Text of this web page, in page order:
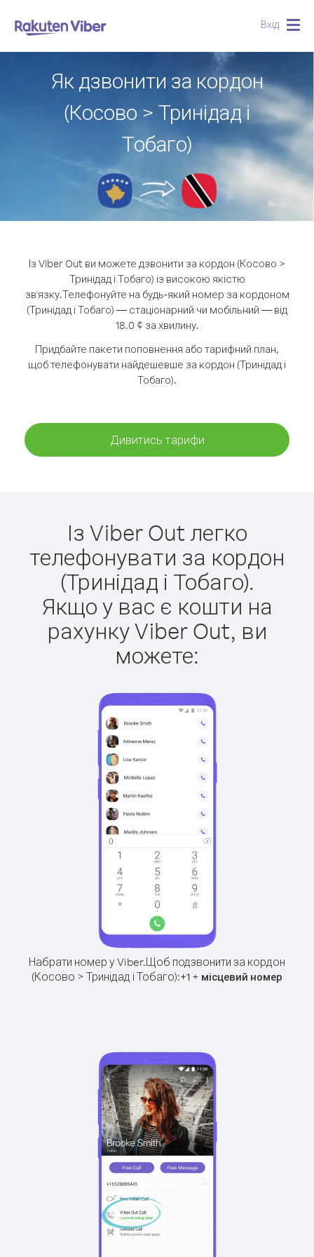
Вхід
Як дзвонити за кордон
(Косово > Тринідад і
Тобаго)
Із Viber Out ви можете дзвонити за кордон (Косово >
Тринідад і Тобаго) із високою якістю
зв'язку.Телефонуйте на будь-який номер за кордоном
(Тринідад і Тобаго) — стаціонарний чи мобільний — від
18.0 ¢ за хвилину.
Придбайте пакети поповнення або тарифний план,
щоб телефонувати найдешевше за кордон (Тринідад і
Тобаго).
Дивитись тарифи
Із Viber Out легко
телефонувати за кордон
(Тринідад і Тобаго).
Якщо у вас є кошти на
рахунку Viber Out, ви
можете:
Набрати номер у Viber.Щоб подзвонити за кордон
(Косово > Тринідад і Тобаго):+1 + місцевий номер